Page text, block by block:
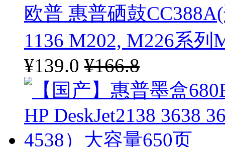
雷乐
博克
印之源
欧普
奔图
富士施乐
欧普 惠普硒鼓
1136 M202, M226系
¥139.0 ¥166.8